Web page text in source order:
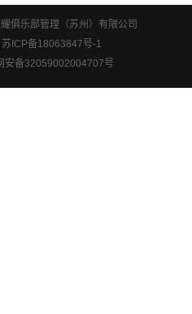
俱乐部管理（苏州）有限公司
ICP备18063847号-1
安备32059002004707号